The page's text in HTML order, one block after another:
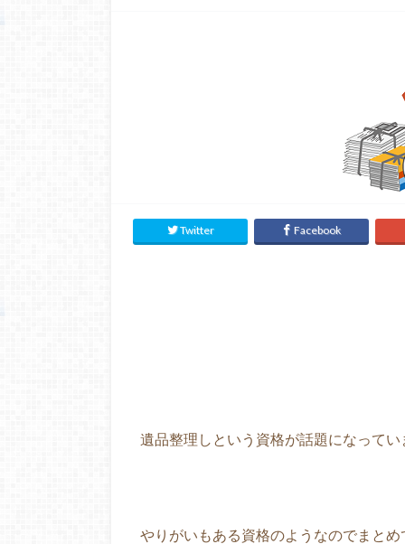
Twitter Facebook
遺品整理しという資格が話題になってい
やりがいもある資格のようなのでまと